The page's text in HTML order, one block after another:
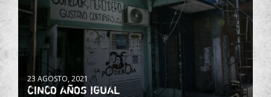
23 AGOSTO, 2021
CINCO AÑOS IGUAL